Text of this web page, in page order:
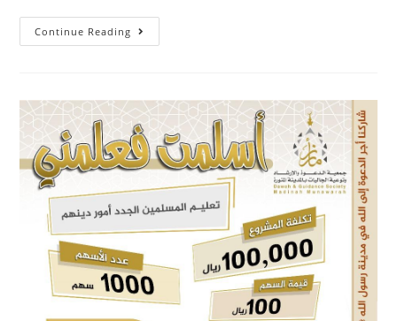
Continue Reading